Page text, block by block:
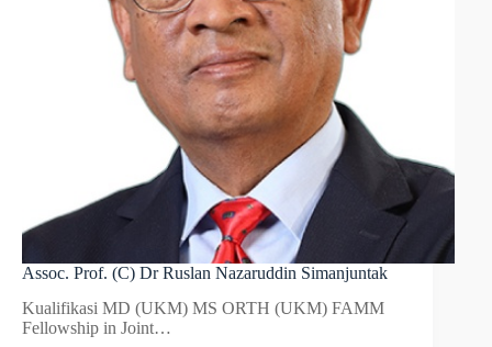
Assoc. Prof. (C) Dr Ruslan Nazaruddin Simanjuntak
Kualifikasi MD (UKM) MS ORTH (UKM) FAMM
Fellowship in Joint…